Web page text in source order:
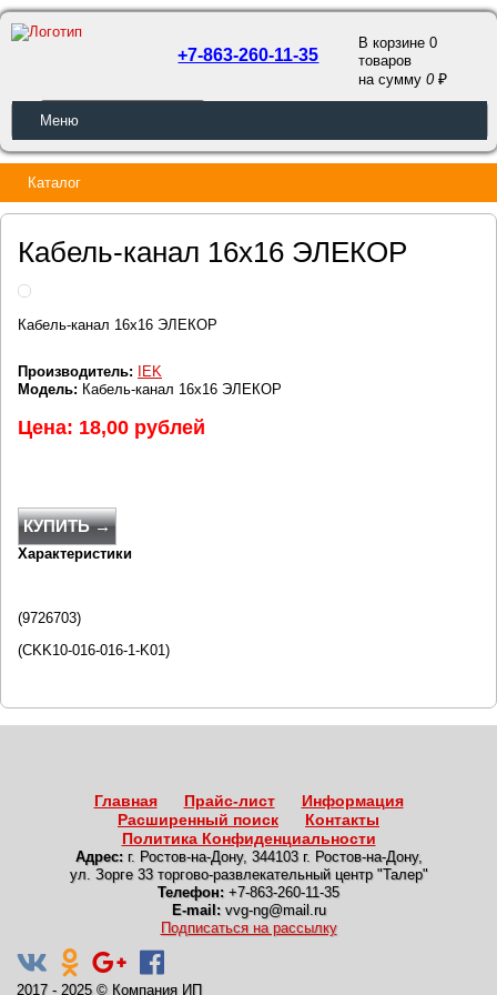
ОБРАТНЫЙ ЗВОНОК
+7-863-260-11-35
В корзине 0
товаров
на сумму0
Меню
Каталог
Кабель-канал 16х16 ЭЛЕКОР
Кабель-канал 16х16 ЭЛЕКОР
Производитель:
IEK
Модель: Кабель-канал 16х16 ЭЛЕКОР
Цена: 18,00 рублей
КУПИТЬ →
Характеристики
(9726703)
(CKK10-016-016-1-K01)
Главная Прайс-лист
Информация
Расширенный поиск
Контакты
Политика Конфиденциальности
Адрес: г. Ростов-на-Дону, 344103 г. Ростов-на-Дону,
ул. Зорге 33 торгово-развлекательный центр "Талер"
Телефон: +7-863-260-11-35
E-mail: vvg-ng@mail.ru
Подписаться на рассылку
2017 - 2025 © Компания ИП